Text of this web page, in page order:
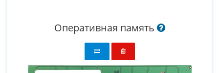
Оперативная память